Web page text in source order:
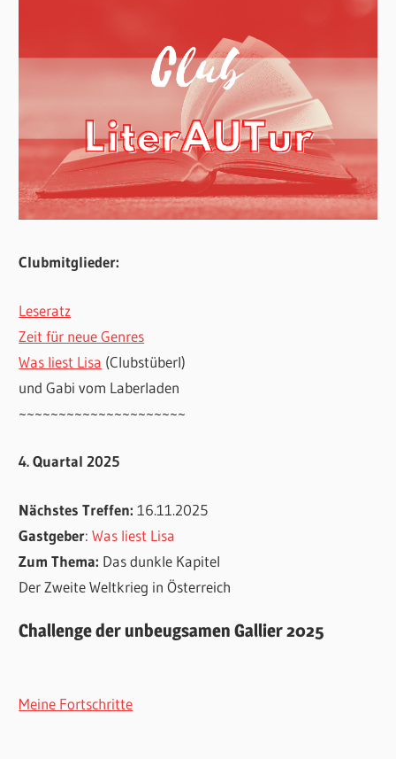
Clubmitglieder:
Leseratz
Zeit für neue Genres
Was liest Lisa (Clubstüberl)
und Gabi vom Laberladen
~~~~~~~~~~~~~~~~~~~~~
4. Quartal 2025
Nächstes Treffen:16.11.2025
Gastgeber:Was liest Lisa
Zum Thema: Das dunkle Kapitel
Der Zweite Weltkrieg in Österreich
Challenge der unbeugsamen Gallier 2025
Meine Fortschritte